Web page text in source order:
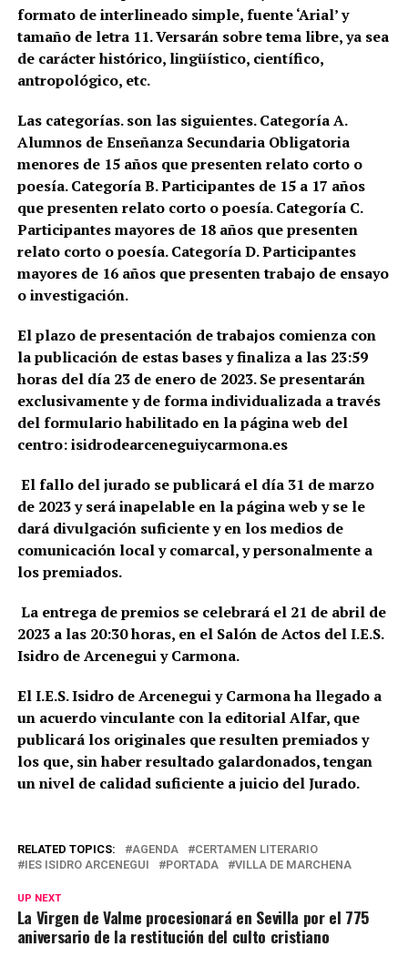
formato de interlineado simple, fuente ‘Arial’ y
tamaño de letra 11. Versarán sobre tema libre, ya sea
de carácter histórico, lingüístico, científico,
antropológico, etc.
Las categorías. son las siguientes. Categoría A.
Alumnos de Enseñanza Secundaria Obligatoria
menores de 15 años que presenten relato corto o
poesía. Categoría B. Participantes de 15 a 17 años
que presenten relato corto o poesía. Categoría C.
Participantes mayores de 18 años que presenten
relato corto o poesía. Categoría D. Participantes
mayores de 16 años que presenten trabajo de ensayo
o investigación.
El plazo de presentación de trabajos comienza con
la publicación de estas bases y finaliza a las 23:59
horas del día 23 de enero de 2023. Se presentarán
exclusivamente y de forma individualizada a través
del formulario habilitado en la página web del
centro: isidrodearceneguiycarmona.es
El fallo del jurado se publicará el día 31 de marzo
de 2023 y será inapelable en la página web y se le
dará divulgación suficiente y en los medios de
comunicación local y comarcal, y personalmente a
los premiados.
La entrega de premios se celebrará el 21 de abril de
2023 a las 20:30 horas, en el Salón de Actos del I.E.S.
Isidro de Arcenegui y Carmona.
El I.E.S. Isidro de Arcenegui y Carmona ha llegado a
un acuerdo vinculante con la editorial Alfar, que
publicará los originales que resulten premiados y
los que, sin haber resultado galardonados, tengan
un nivel de calidad suficiente a juicio del Jurado.
RELATED TOPICS: AGENDA
CERTAMEN LITERARIO
IES ISIDRO ARCENEGUI
PORTADA VILLA DE MARCHENA
UP NEXT
La Virgen de Valme procesionará en Sevilla por el 775
aniversario de la restitución del culto cristiano